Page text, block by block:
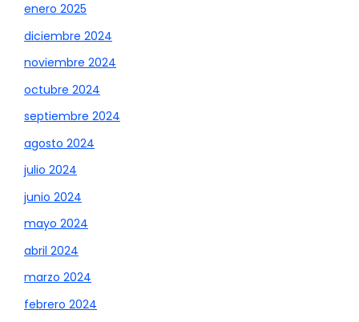
enero 2025
diciembre 2024
noviembre 2024
octubre 2024
septiembre 2024
agosto 2024
julio 2024
junio 2024
mayo 2024
abril 2024
marzo 2024
febrero 2024